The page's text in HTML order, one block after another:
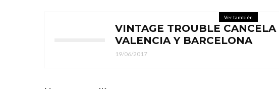
Ver también
VINTAGE TROUBLE CANCELA
VALENCIA Y BARCELONA
19/06/2017